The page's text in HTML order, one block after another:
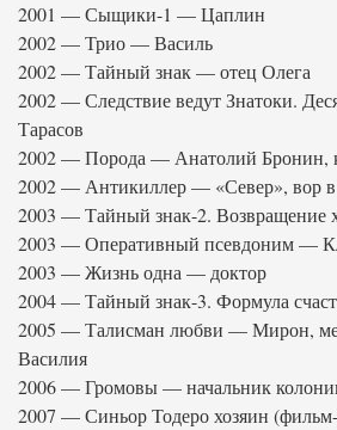
2001 — Сыщики-1 — Цаплин
2002 — Трио — Василь
2002 — Тайный знак — отец Олега
2002 — Следствие ведут Знатоки.
Тарасов
2002 — Порода — Анатолий Бронин,
2002 — Антикиллер — «Север», вор в
2003 — Тайный знак-2. Возвращение
2003 — Оперативный псевдоним —
2003 — Жизнь одна — доктор
2004 — Тайный знак-3. Формула
2005 — Талисман любви — Мирон,
Василия
2006 — Громовы — начальник
2007 — Синьор Тодеро хозяин